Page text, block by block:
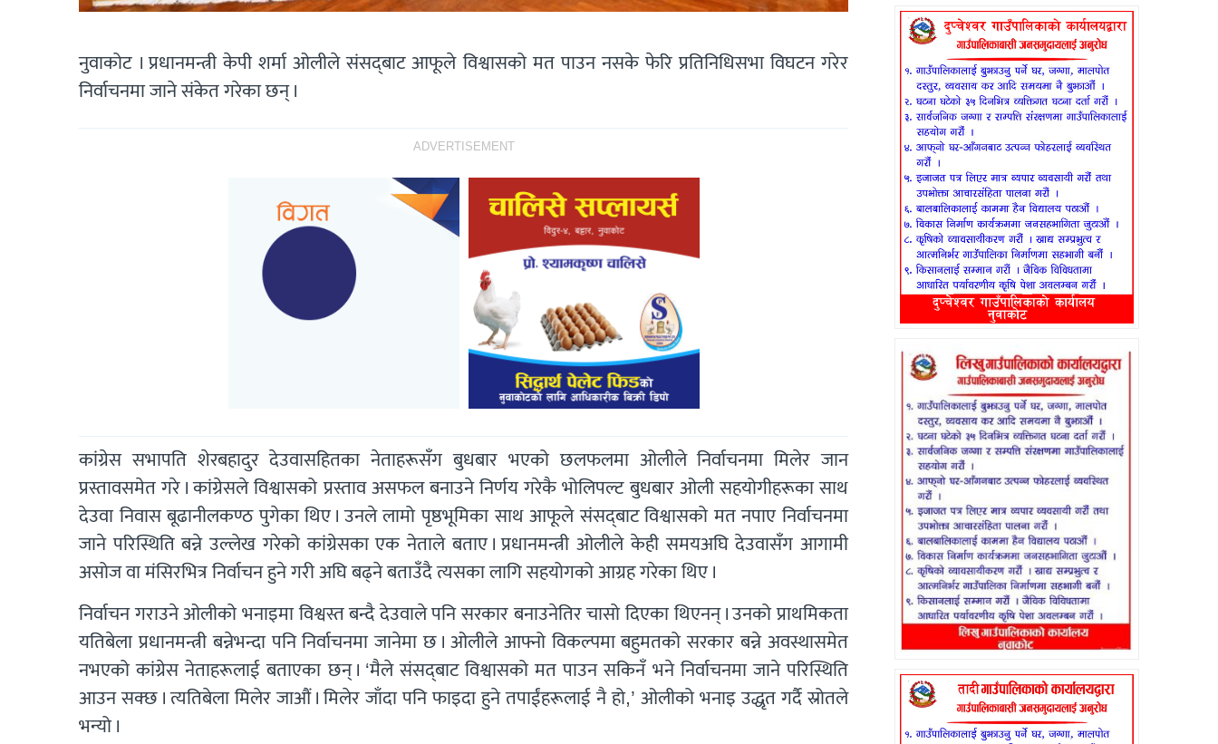
नुवाकोट । प्रधानमन्त्री केपी शर्मा ओलीले संसद्‌बाट आफूले विश्वासको मत पाउन नसके फेरि प्रतिनिधिसभा विघटन गरेर
निर्वाचनमा जाने संकेत गरेका छन् ।
ADVERTISEMENT
कांग्रेस सभापति शेरबहादुर देउवासहितका नेताहरूसँग बुधबार भएको छलफलमा ओलीले निर्वाचनमा मिलेर जान
प्रस्तावसमेत गरे । कांग्रेसले विश्वासको प्रस्ताव असफल बनाउने निर्णय गरेकै भोलिपल्ट बुधबार ओली सहयोगीहरूका साथ
देउवा निवास बूढानीलकण्ठ पुगेका थिए । उनले लामो पृष्ठभूमिका साथ आफूले संसद्‌बाट विश्वासको मत नपाए निर्वाचनमा
जाने परिस्थिति बन्ने उल्लेख गरेको कांग्रेसका एक नेताले बताए । प्रधानमन्त्री ओलीले केही समयअघि देउवासँग आगामी
असोज वा मंसिरभित्र निर्वाचन हुने गरी अघि बढ्ने बताउँदै त्यसका लागि सहयोगको आग्रह गरेका थिए ।
निर्वाचन गराउने ओलीको भनाइमा विश्वस्त बन्दै देउवाले पनि सरकार बनाउनेतिर चासो दिएका थिएनन् । उनको प्राथमिकता
यतिबेला प्रधानमन्त्री बन्नेभन्दा पनि निर्वाचनमा जानेमा छ । ओलीले आफ्नो विकल्पमा बहुमतको सरकार बन्ने अवस्थासमेत
नभएको कांग्रेस नेताहरूलाई बताएका छन् । ‘मैले संसद्‍बाट विश्वासको मत पाउन सकिनँ भने निर्वाचनमा जाने परिस्थिति
आउन सक्छ । त्यतिबेला मिलेर जाऔं । मिलेर जाँदा पनि फाइदा हुने तपाईंहरूलाई नै हो,’ ओलीको भनाइ उद्धृत गर्दै स्रोतले
भन्यो ।